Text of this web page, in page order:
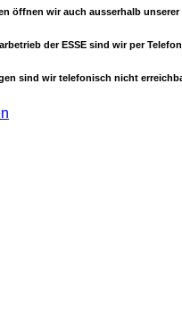
öffnen wir auch ausserhalb
der ESSE sind wir per
sind wir telefonisch nicht